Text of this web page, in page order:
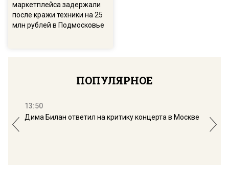
маркетплейса задержали
после кражи техники на 25
млн рублей в Подмосковье
ПОПУЛЯРНОЕ
13:50
Дима Билан ответил на критику концерта в Москве